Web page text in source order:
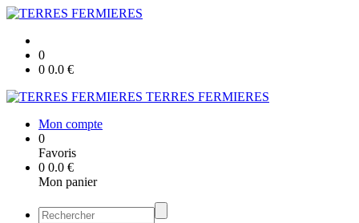
0
0 0.0 €
TERRES FERMIERES
Mon compte
0
Favoris
0 0.0 €
Mon panier